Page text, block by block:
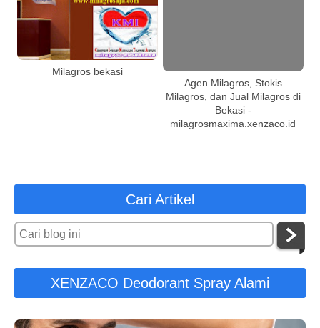
Milagros bekasi
Agen Milagros, Stokis
Milagros, dan Jual Milagros di
Bekasi -
milagrosmaxima.xenzaco.id
Cari Artikel
XENZACO Deodorant Spray Alami